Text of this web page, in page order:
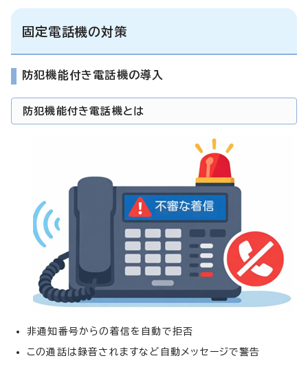
固定電話機の対策
防犯機能付き電話機の導入
防犯機能付き電話機とは
非通知番号からの着信を自動で拒否
この通話は録音されますなど自動メッセージで警告